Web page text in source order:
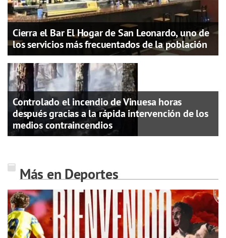
Cierra el Bar El Hogar de San Leonardo, uno de
los servicios más frecuentados de la población
Controlado el incendio de Vinuesa horas
después gracias a la rápida intervención de los
medios contraincendios
Más en Deportes